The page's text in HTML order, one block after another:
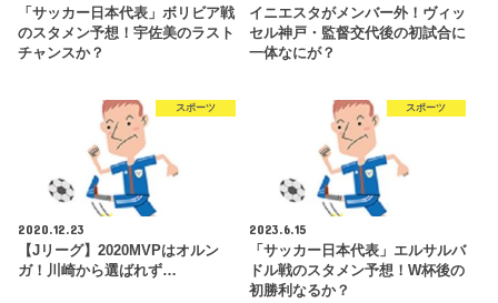
「サッカー日本代表」ボリビア戦
のスタメン予想！宇佐美のラスト
チャンスか？
イニエスタがメンバー外！ヴィッ
セル神戸・監督交代後の初試合に
一体なにが？
スポーツ
2020.12.23
【Jリーグ】2020MVPはオルン
ガ！川崎から選ばれず…
スポーツ
2023.6.15
「サッカー日本代表」エルサルバ
ドル戦のスタメン予想！W杯後の
初勝利なるか？